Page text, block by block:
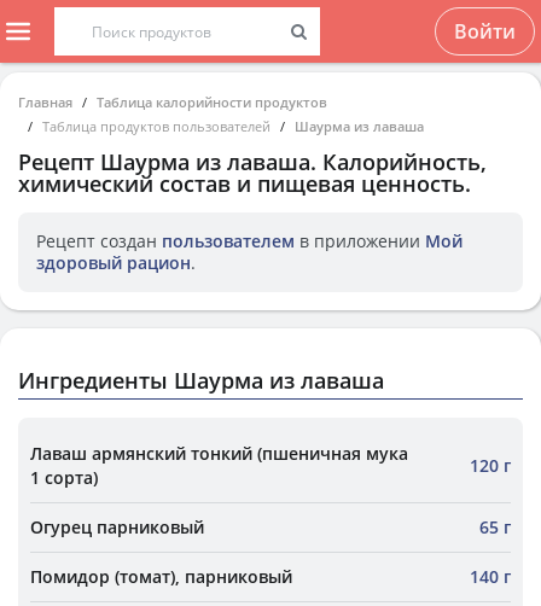
Войти
Главная
Таблица калорийности продуктов
Таблица продуктов пользователей
Шаурма из лаваша
Рецепт Шаурма из лаваша. Калорийность,
химический состав и пищевая ценность.
Рецепт создан пользователем в приложении Мой
здоровый рацион.
Ингредиенты Шаурма из лаваша
Лаваш армянский тонкий (пшеничная мука
1 сорта)
120 г
Огурец парниковый 65 г
Помидор (томат), парниковый 140 г